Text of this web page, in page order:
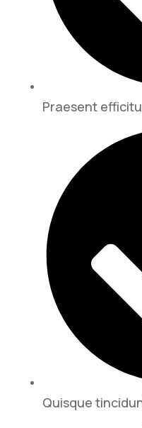
Praesent
Quisque